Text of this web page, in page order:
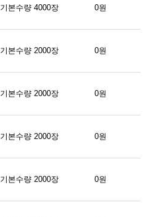
기본수량 4000장 0원
기본수량 2000장 0원
기본수량 2000장 0원
기본수량 2000장 0원
기본수량 2000장 0원